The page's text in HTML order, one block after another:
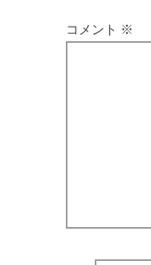
コメント ※